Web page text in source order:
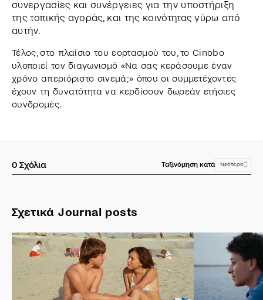
συνεργασίες και συνέργειες για την υποστήριξη
της τοπικής αγοράς, και της κοινότητας γύρω από
αυτήν.
Τέλος, στο πλαίσιο του εορτασμού του, το Cinobo
υλοποιεί τον διαγωνισμό «Να σας κεράσουμε έναν
χρόνο απεριόριστο σινεμά;» όπου οι συμμετέχοντες
έχουν τη δυνατότητα να κερδίσουν δωρεάν ετήσιες
συνδρομές.
0 Σχόλια Ταξινόμηση κατά Νεότερο
Σχετικά Journal posts